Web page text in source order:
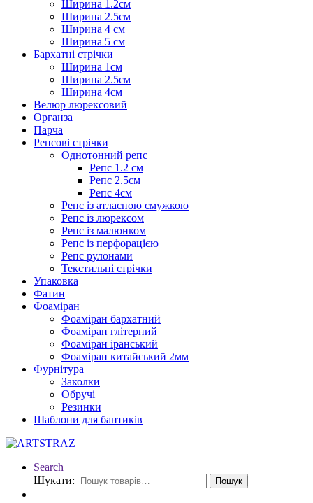
Ширина 1.2см
Ширина 2.5см
Ширина 4 см
Ширина 5 см
Бархатні стрічки
Ширина 1см
Ширина 2.5см
Ширина 4см
Велюр люрексовий
Органза
Парча
Репсові стрічки
Однотонний репс
Репс 1.2 см
Репс 2.5см
Репс 4см
Репс із атласною смужкою
Репс із люрексом
Репс із малюнком
Репс із перфорацією
Репс рулонами
Текстильні стрічки
Упаковка
Фатин
Фоаміран
Фоаміран бархатний
Фоаміран глітерний
Фоаміран іранський
Фоаміран китайський 2мм
Фурнітура
Заколки
Обручі
Резинки
Шаблони для бантиків
Search
Шукати:
Пошук